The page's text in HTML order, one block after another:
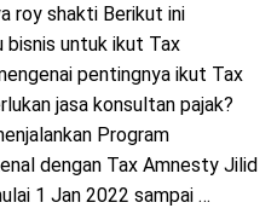
roy shakti Berikut ini
bisnis untuk ikut Tax
pentingnya ikut Tax
jasa konsultan pajak?
Program
dengan Tax Amnesty Jilid
1 Jan 2022 sampai …